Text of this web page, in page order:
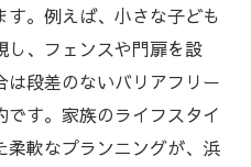
。例えば、小さな子ども
し、フェンスや門扉を設
段差のないバリアフリー
す。家族のライフスタイ
柔軟なプランニングが、浜